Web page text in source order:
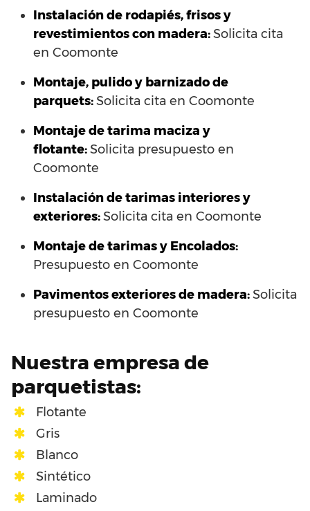
Instalación de rodapiés, frisos y
revestimientos con madera:Solicita cita
en Coomonte
Montaje, pulido y barnizado de
parquets:Solicita cita en Coomonte
Montaje de tarima maciza y
flotante:Solicita presupuesto en
Coomonte
Instalación de tarimas interiores y
exteriores:Solicita cita en Coomonte
Montaje de tarimas y Encolados:
Presupuesto en Coomonte
Pavimentos exteriores de madera:Solicita
presupuesto en Coomonte
Nuestra empresa de
parquetistas:
Flotante
Gris
Blanco
Sintético
Laminado